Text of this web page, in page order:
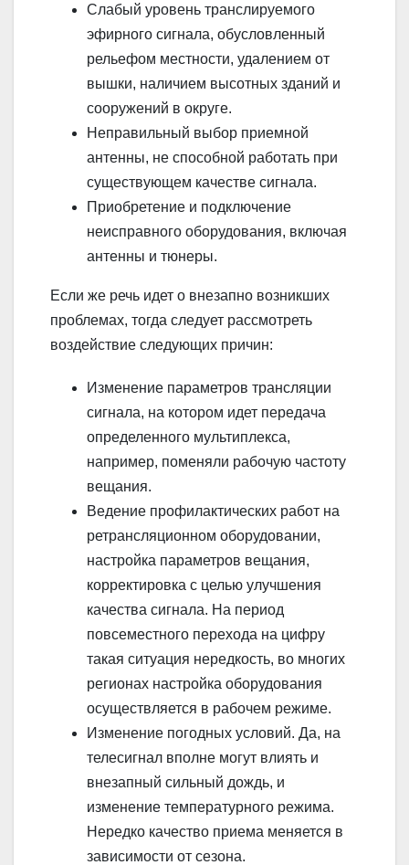
Слабый уровень транслируемого
эфирного сигнала, обусловленный
рельефом местности, удалением от
вышки, наличием высотных зданий и
сооружений в округе.
Неправильный выбор приемной
антенны, не способной работать при
существующем качестве сигнала.
Приобретение и подключение
неисправного оборудования, включая
антенны и тюнеры.
Если же речь идет о внезапно возникших
проблемах, тогда следует рассмотреть
воздействие следующих причин:
Изменение параметров трансляции
сигнала, на котором идет передача
определенного мультиплекса,
например, поменяли рабочую частоту
вещания.
Ведение профилактических работ на
ретрансляционном оборудовании,
настройка параметров вещания,
корректировка с целью улучшения
качества сигнала. На период
повсеместного перехода на цифру
такая ситуация нередкость, во многих
регионах настройка оборудования
осуществляется в рабочем режиме.
Изменение погодных условий. Да, на
телесигнал вполне могут влиять и
внезапный сильный дождь, и
изменение температурного режима.
Нередко качество приема меняется в
зависимости от сезона.